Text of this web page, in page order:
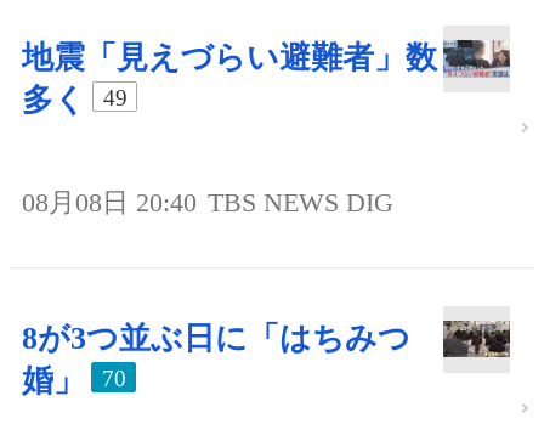
地震「見えづらい避難者」数
多く
49
08月08日 20:40 TBS NEWS DIG
8が3つ並ぶ日に「はちみつ
婚」
70